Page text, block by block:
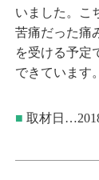
いました。こ
苦痛だった痛
を受ける予定
できています。
■ 取材日